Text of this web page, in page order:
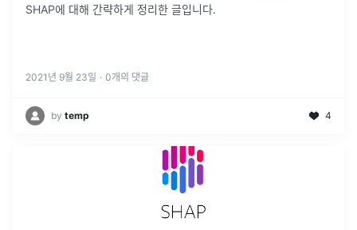
SHAP에 대해 간략하게 정리한 글입니다.
2021년 9월 23일 · 0개의 댓글
by temp 4